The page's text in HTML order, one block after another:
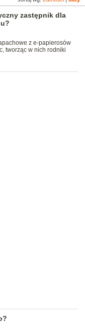
zastępnik dla
z e-papierosów
tworząc w nich rodniki